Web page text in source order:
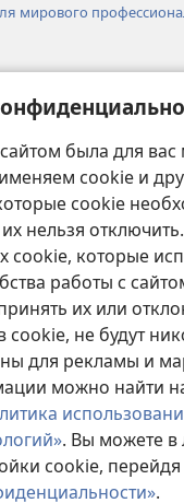
была для
cookie и
cookie
нельзя
cookie, которые
работы с
их или
cookie, не будут
для рекламы и
можно найти
. Вы можете
cookie,
.
мирового
Сторожевой
Tower Bible and Tract
ИСПОЛЬЗОВАНИЯ|
|